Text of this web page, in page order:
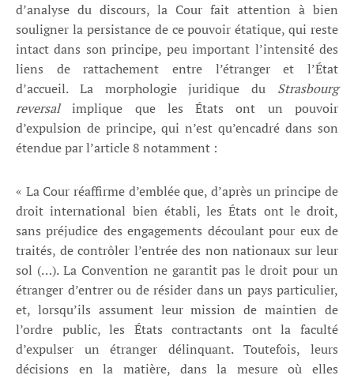
d’analyse du discours, la Cour fait attention à bien
souligner la persistance de ce pouvoir étatique, qui reste
intact dans son principe, peu important l’intensité des
liens de rattachement entre l’étranger et l’État
d’accueil. La morphologie juridique du Strasbourg
reversalimplique que les États ont un pouvoir
d’expulsion de principe, qui n’est qu’encadré dans son
étendue par l’article 8 notamment :
« La Cour réaffirme d’emblée que, d’après un principe de
droit international bien établi, les États ont le droit,
sans préjudice des engagements découlant pour eux de
traités, de contrôler l’entrée des non nationaux sur leur
sol (…). La Convention ne garantit pas le droit pour un
étranger d’entrer ou de résider dans un pays particulier,
et, lorsqu’ils assument leur mission de maintien de
l’ordre public, les États contractants ont la faculté
d’expulser un étranger délinquant. Toutefois, leurs
décisions en la matière, dans la mesure où elles